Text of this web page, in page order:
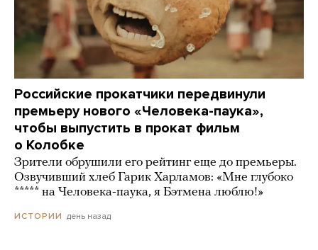
Российские прокатчики передвинули
премьеру нового «Человека-паука»,
чтобы выпустить в прокат фильм
о Колобке
Зрители обрушили его рейтинг еще до премьеры.
Озвучивший хлеб Гарик Харламов: «Мне глубоко
***** на Человека-паука, я Бэтмена люблю!»
ИСТОРИИ день назад